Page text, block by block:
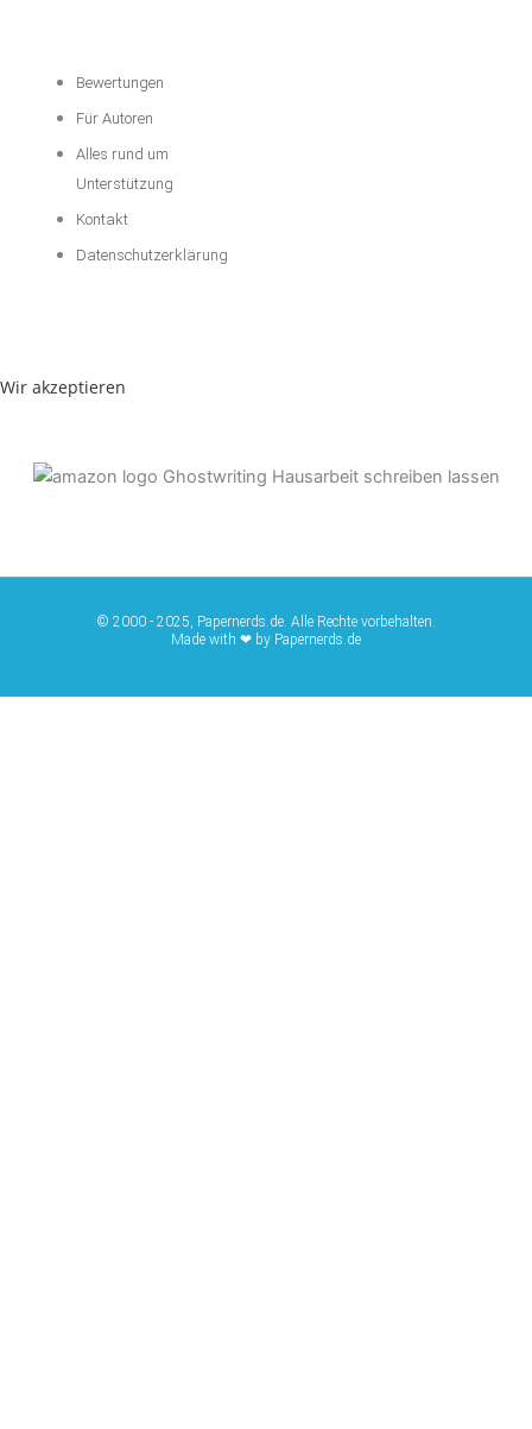
Bewertungen
Für Autoren
Alles rund um
Unterstützung
Kontakt
Datenschutzerklärung
Wir akzeptieren
© 2000 - 2025, Papernerds.de. Alle Rechte vorbehalten.
Made with ❤ by Papernerds.de